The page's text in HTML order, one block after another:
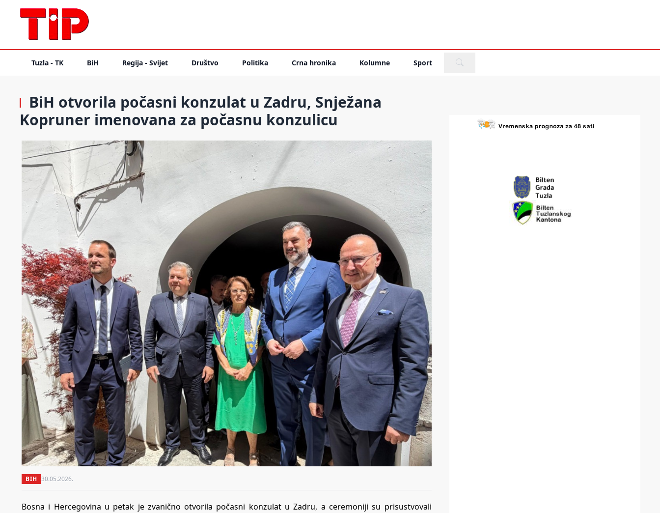
Tuzla - TK BiH Regija - Svijet Društvo Politika Crna hronika Kolumne Sport
BiH otvorila počasni konzulat u Zadru, Snježana
Kopruner imenovana za počasnu konzulicu
BIH 30.05.2026.
Bosna i Hercegovina u petak je zvanično otvorila počasni konzulat u Zadru, a ceremoniji su prisustvovali